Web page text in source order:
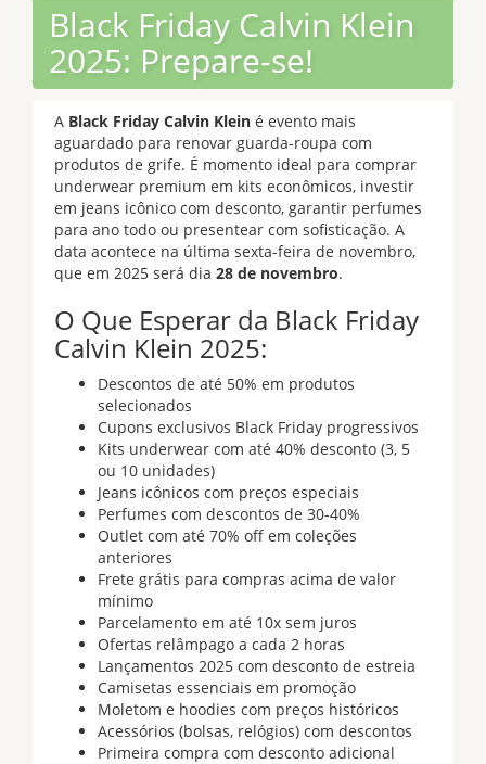
Black Friday Calvin Klein
2025: Prepare-se!
A Black Friday Calvin Klein é evento mais
aguardado para renovar guarda-roupa com
produtos de grife. É momento ideal para comprar
underwear premium em kits econômicos, investir
em jeans icônico com desconto, garantir perfumes
para ano todo ou presentear com sofisticação. A
data acontece na última sexta-feira de novembro,
que em 2025 será dia 28 de novembro.
O Que Esperar da Black Friday
Calvin Klein 2025:
Descontos de até 50% em produtos
selecionados
Cupons exclusivos Black Friday progressivos
Kits underwear com até 40% desconto (3, 5
ou 10 unidades)
Jeans icônicos com preços especiais
Perfumes com descontos de 30-40%
Outlet com até 70% off em coleções
anteriores
Frete grátis para compras acima de valor
mínimo
Parcelamento em até 10x sem juros
Ofertas relâmpago a cada 2 horas
Lançamentos 2025 com desconto de estreia
Camisetas essenciais em promoção
Moletom e hoodies com preços históricos
Acessórios (bolsas, relógios) com descontos
Primeira compra com desconto adicional